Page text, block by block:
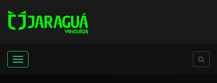
Menu